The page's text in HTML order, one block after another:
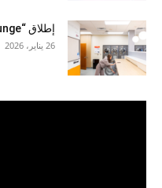
إطلاق “Laundry Lounge” من إل جي للإلكترونيات
26 يناير، 2026